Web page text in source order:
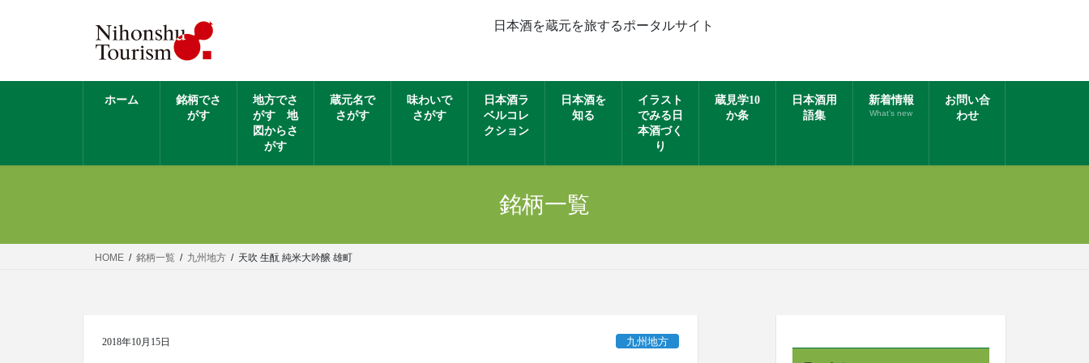
日本酒を蔵元を旅するポータルサイト
ホーム
銘柄でさ
がす
地方でさ
がす 地
図からさ
がす
蔵元名で
さがす
味わいで
さがす
日本酒ラ
ベルコレ
クション
日本酒を
知る
イラスト
でみる日
本酒づく
り
蔵見学10
か条
日本酒用
語集
新着情報
What’s new
お問い合
わせ
銘柄一覧
HOME 銘柄一覧 九州地方 天吹 生酛 純米大吟醸 雄町
2018年10月15日 九州地方